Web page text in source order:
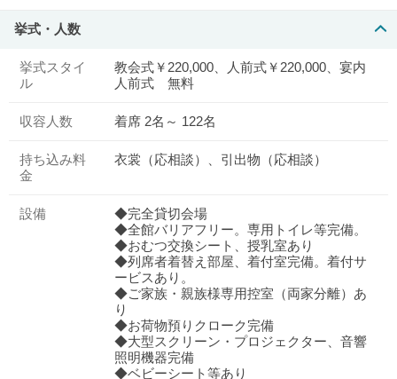
挙式・人数
挙式スタイ
ル
教会式￥220,000、人前式￥220,000、宴内
人前式 無料
収容人数 着席 2名～ 122名
持ち込み料
金
衣裳（応相談）、引出物（応相談）
設備
◆完全貸切会場
◆全館バリアフリー。専用トイレ等完備。
◆おむつ交換シート、授乳室あり
◆列席者着替え部屋、着付室完備。着付サ
ービスあり。
◆ご家族・親族様専用控室（両家分離）あ
り
◆お荷物預りクローク完備
◆大型スクリーン・プロジェクター、音響
照明機器完備
◆ベビーシート等あり